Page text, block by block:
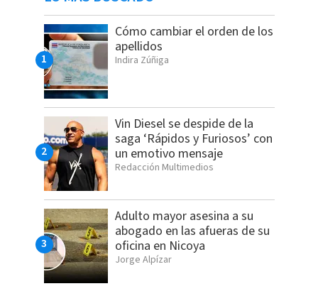
Cómo cambiar el orden de los
apellidos
Indira Zúñiga
Vin Diesel se despide de la
saga ‘Rápidos y Furiosos’ con
un emotivo mensaje
Redacción Multimedios
Adulto mayor asesina a su
abogado en las afueras de su
oficina en Nicoya
Jorge Alpízar